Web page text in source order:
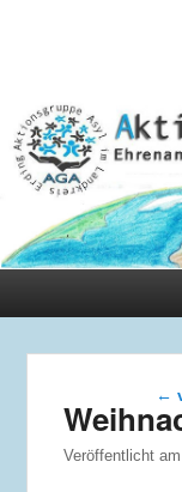
←
Veröffentlicht